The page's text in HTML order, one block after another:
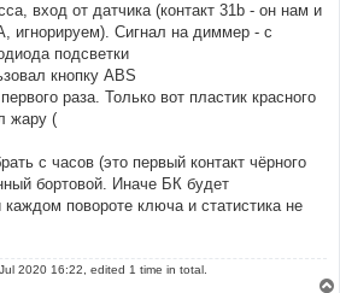
вход от датчика (контакт 31b - он нам и
игнорируем). Сигнал на диммер - с
подсветки
кнопку ABS
раза. Только вот пластик красного
жару (
с часов (это первый контакт чёрного
бортовой. Иначе БК будет
повороте ключа и статистика не
2020 16:22, edited 1 time in total.